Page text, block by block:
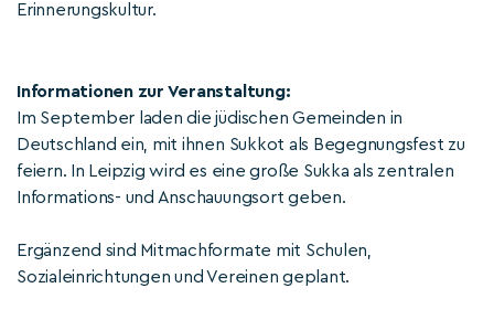
Erinnerungskultur.
Informationen zur Veranstaltung:
Im September laden die jüdischen Gemeinden in
Deutschland ein, mit ihnen Sukkot als Begegnungsfest zu
feiern. In Leipzig wird es eine große Sukka als zentralen
Informations- und Anschauungsort geben.
Ergänzend sind Mitmachformate mit Schulen,
Sozialeinrichtungen und Vereinen geplant.